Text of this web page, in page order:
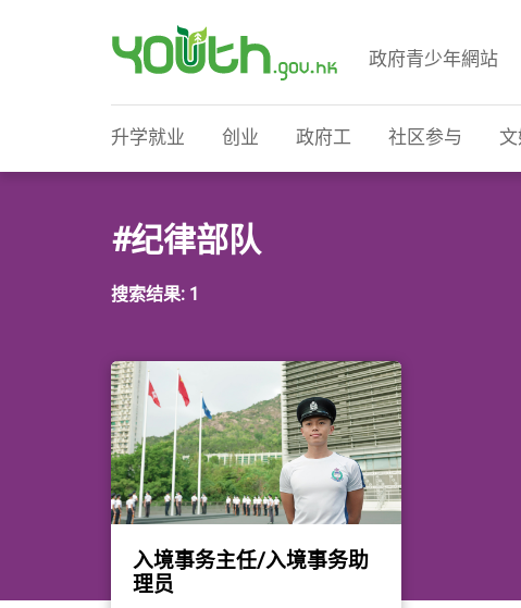
政府青少年網站
升学就业 创业 政府工 社区参与
#纪律部队
搜索结果: 1
入境事务主任/入境事务助
理员